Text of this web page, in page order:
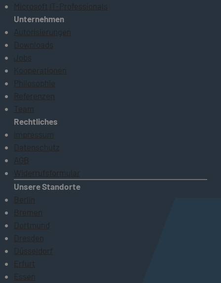
Microsoft IT-Professionals
Unternehmen
Autorisierungen
Downloads
Jobs
Kooperationen
Philosophie
Referenzen
Team
Rechtliches
Impressum
Datenschutz
AGB
Widerrufsformular
Unsere Standorte
Berlin
Bremen
Dortmund
Dresden
Düsseldorf
Erfurt
Essen